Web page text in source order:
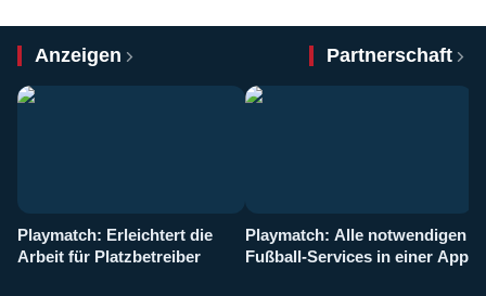
Anzeigen Partnerschaft
Playmatch: Erleichtert die
Arbeit für Platzbetreiber
Playmatch: Alle notwendigen
Fußball-Services in einer App